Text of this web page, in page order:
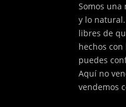
Somos
y lo
libres de
hechos
puedes
Aquí no
vendemos